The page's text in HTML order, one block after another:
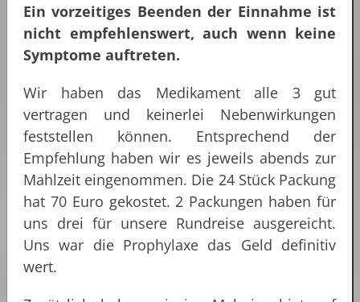
Ein vorzeitiges Beenden der Einnahme ist
nicht empfehlenswert, auch wenn keine
Symptome auftreten.
Wir haben das Medikament alle 3 gut
vertragen und keinerlei Nebenwirkungen
feststellen können. Entsprechend der
Empfehlung haben wir es jeweils abends zur
Mahlzeit eingenommen. Die 24 Stück Packung
hat 70 Euro gekostet. 2 Packungen haben für
uns drei für unsere Rundreise ausgereicht.
Uns war die Prophylaxe das Geld definitiv
wert.